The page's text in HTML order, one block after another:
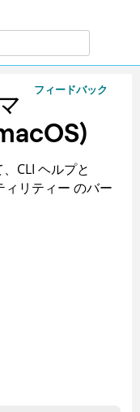
フィードバック
)
CLI ヘルプと
ィリティー のバー